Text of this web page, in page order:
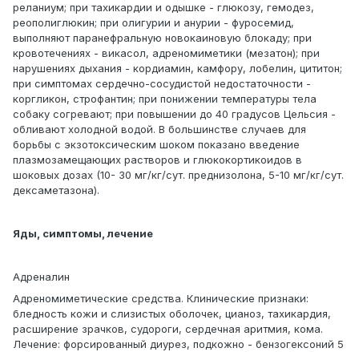
реланиум; при тахикардии и одышке - глюкозу, гемодез,
реополиглюкин; при олигурии и анурии - фуросемид,
выполняют паранефральную новокаиновую блокаду; при
кровотечениях - викасол, адреномиметики (мезатон); при
нарушениях дыхания - кордиамин, камфору, лобелин, цититон;
при симптомах сердечно-сосудистой недостаточности -
коргликон, строфантин; при понижении температуры тела
собаку согревают; при повышении до 40 градусов Цельсия -
обливают холодной водой. В большинстве случаев для
борьбы с экзотоксическим шоком показано введение
плазмозамещающих растворов и глюкокортикоидов в
шоковых дозах (10- 30 мг/кг/сут. преднизолона, 5-10 мг/кг/сут.
дексаметазона).
Яды, симптомы, лечение
Адреналин
Адреномиметические средства. Клинические признаки:
бледность кожи и слизистых оболочек, цианоз, тахикардия,
расширение зрачков, судороги, сердечная аритмия, кома.
Лечение: форсированный диурез, подкожно - бензогексоний 5